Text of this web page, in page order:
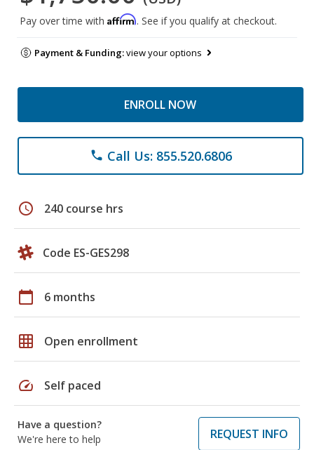
Pay over time with Affirm. See if you qualify at checkout.
Payment & Funding:view your options
ENROLL NOW
phone Call Us: 855.520.6806
schedule 240 course hrs
Code ES-GES298
calendar_today 6 months
grid_on Open enrollment
speed Self paced
Have a question?
We're here to help
REQUEST INFO